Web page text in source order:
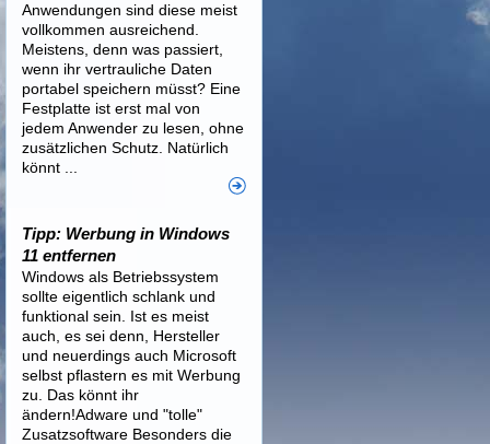
Anwendungen sind diese meist
vollkommen ausreichend.
Meistens, denn was passiert,
wenn ihr vertrauliche Daten
portabel speichern müsst? Eine
Festplatte ist erst mal von
jedem Anwender zu lesen, ohne
zusätzlichen Schutz. Natürlich
könnt ...
Tipp: Werbung in Windows
11 entfernen
Windows als Betriebssystem
sollte eigentlich schlank und
funktional sein. Ist es meist
auch, es sei denn, Hersteller
und neuerdings auch Microsoft
selbst pflastern es mit Werbung
zu. Das könnt ihr
ändern!Adware und "tolle"
Zusatzsoftware Besonders die